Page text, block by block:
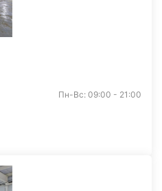
Пн-Вс: 09:00 - 21:00